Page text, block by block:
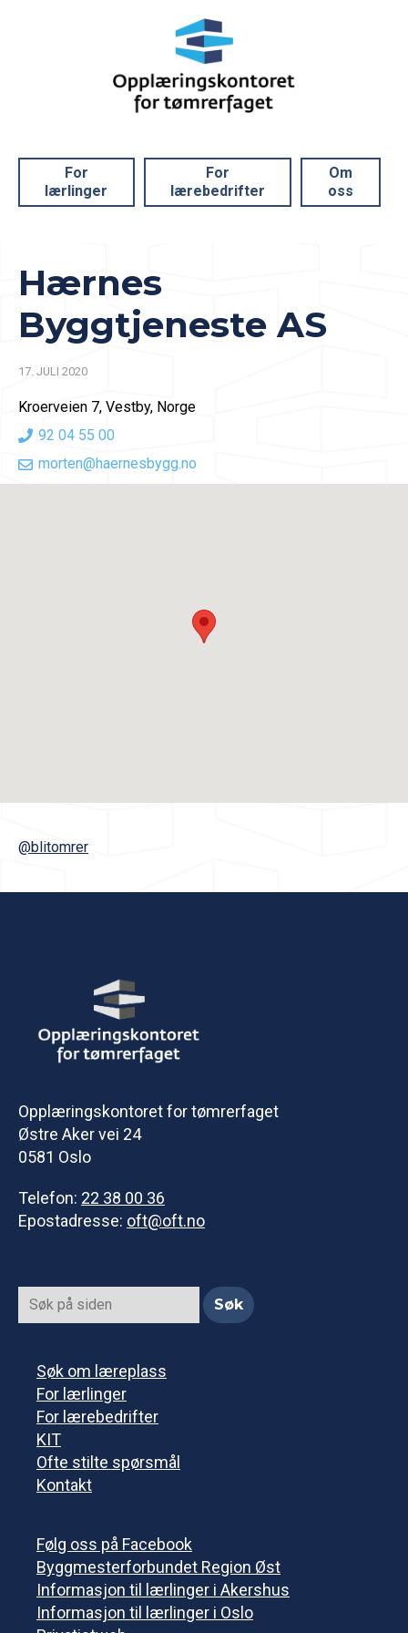
For
lærlinger
For
lærebedrifter
Om
oss
Hærnes
Byggtjeneste AS
17. JULI 2020
Kroerveien 7, Vestby, Norge
92 04 55 00
morten@haernesbygg.no
@blitomrer
Opplæringskontoret for tømrerfaget
Østre Aker vei 24
0581 Oslo
Telefon: 22 38 00 36
Epostadresse: oft@oft.no
Søk om læreplass
For lærlinger
For lærebedrifter
KIT
Ofte stilte spørsmål
Kontakt
Følg oss på Facebook
Byggmesterforbundet Region Øst
Informasjon til lærlinger i Akershus
Informasjon til lærlinger i Oslo